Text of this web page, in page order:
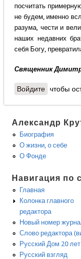
посчитать
не будем, именно
разума, чести и
наших недавних
себя Богу,
Священник
Войдите чтобы
Александр
Биография
О жизни, о себе
О Фонде
Навигация по
Главная
Колонка главного
редактора
Новый номер
Слово редактора
Русский Дом 20
Русский взгляд